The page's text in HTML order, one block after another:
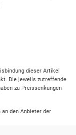
dieser Artikel
Die jeweils zutreffende
zu Preissenkungen
den Anbieter der